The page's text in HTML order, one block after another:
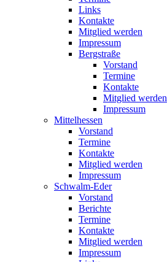
Links
Kontakte
Mitglied werden
Impressum
Bergstraße
Vorstand
Termine
Kontakte
Mitglied werden
Impressum
Mittelhessen
Vorstand
Termine
Kontakte
Mitglied werden
Impressum
Schwalm-Eder
Vorstand
Berichte
Termine
Kontakte
Mitglied werden
Impressum